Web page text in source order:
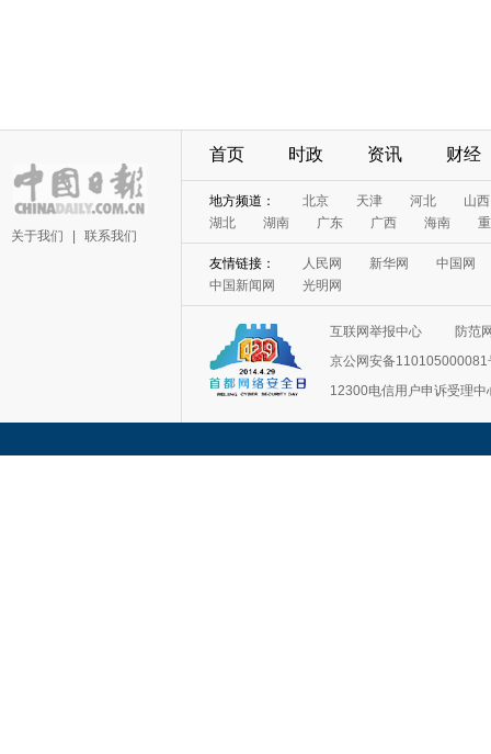
关于我们 联系我们
首页 时政 资讯 财经
地方频道： 北京 天津 河北
山西
湖北
湖南 广东 广西 海南
友情链接： 人民网 新华网
中国网
中国新闻网
光明网
互联网举报中心
防范
京公网安备110105000081
12300电信用户申诉受理中